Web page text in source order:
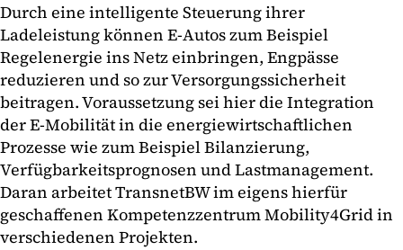
Durch eine intelligente Steuerung ihrer
Ladeleistung können E-Autos zum Beispiel
Regelenergie ins Netz einbringen, Engpässe
reduzieren und so zur Versorgungssicherheit
beitragen. Voraussetzung sei hier die Integration
der E-Mobilität in die energiewirtschaftlichen
Prozesse wie zum Beispiel Bilanzierung,
Verfügbarkeitsprognosen und Lastmanagement.
Daran arbeitet TransnetBW im eigens hierfür
geschaffenen Kompetenzzentrum Mobility4Grid in
verschiedenen Projekten.